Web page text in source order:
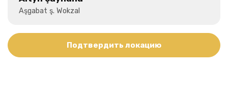
Aşgabat ş. Wokzal
Подтвердить локацию